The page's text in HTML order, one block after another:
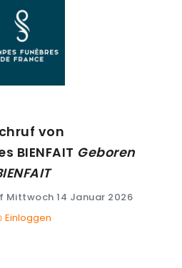
DE DÉCÈS
DES OBSÈQUES
SES OBSÈQUES
von
BIENFAIT Geboren
14 Januar 2026
Einloggen